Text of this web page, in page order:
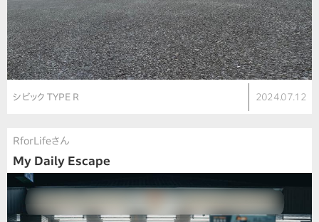
シビック TYPE R 2024.07.12
RforLifeさん
My Daily Escape